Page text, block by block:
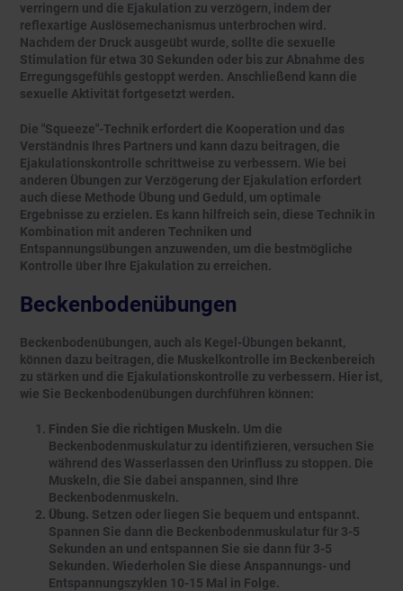
verringern und die Ejakulation zu verzögern, indem der
reflexartige Auslösemechanismus unterbrochen wird.
Nachdem der Druck ausgeübt wurde, sollte die sexuelle
Stimulation für etwa 30 Sekunden oder bis zur Abnahme des
Erregungsgefühls gestoppt werden. Anschließend kann die
sexuelle Aktivität fortgesetzt werden.
Die "Squeeze"-Technik erfordert die Kooperation und das
Verständnis Ihres Partners und kann dazu beitragen, die
Ejakulationskontrolle schrittweise zu verbessern. Wie bei
anderen Übungen zur Verzögerung der Ejakulation erfordert
auch diese Methode Übung und Geduld, um optimale
Ergebnisse zu erzielen. Es kann hilfreich sein, diese Technik in
Kombination mit anderen Techniken und
Entspannungsübungen anzuwenden, um die bestmögliche
Kontrolle über Ihre Ejakulation zu erreichen.
Beckenbodenübungen
Beckenbodenübungen, auch als Kegel-Übungen bekannt,
können dazu beitragen, die Muskelkontrolle im Beckenbereich
zu stärken und die Ejakulationskontrolle zu verbessern. Hier ist,
wie Sie Beckenbodenübungen durchführen können:
Finden Sie die richtigen Muskeln. Um die
Beckenbodenmuskulatur zu identifizieren, versuchen Sie
während des Wasserlassen den Urinfluss zu stoppen. Die
Muskeln, die Sie dabei anspannen, sind Ihre
Beckenbodenmuskeln.
Übung. Setzen oder liegen Sie bequem und entspannt.
Spannen Sie dann die Beckenbodenmuskulatur für 3-5
Sekunden an und entspannen Sie sie dann für 3-5
Sekunden. Wiederholen Sie diese Anspannungs- und
Entspannungszyklen 10-15 Mal in Folge.